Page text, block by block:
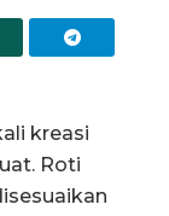
kreasi
Roti